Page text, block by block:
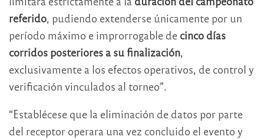
referido, pudiendo extenderse únicamente por un
período máximo e improrrogable de cinco días
corridos posteriores a su finalización,
exclusivamente a los efectos operativos, de control y
verificación vinculados al torneo”.
“Establécese que la eliminación de datos por parte
del receptor operara una vez concluido el evento y